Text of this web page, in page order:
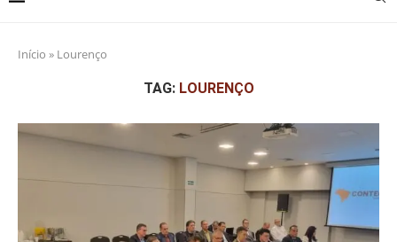
Início » Lourenço
TAG: LOURENÇO